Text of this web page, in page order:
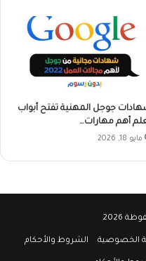
جوجل المهنية تفتح أبواب
أهم مهارات…
مايو 18, 2026
2026
الخصوصية الشروط والأحكام